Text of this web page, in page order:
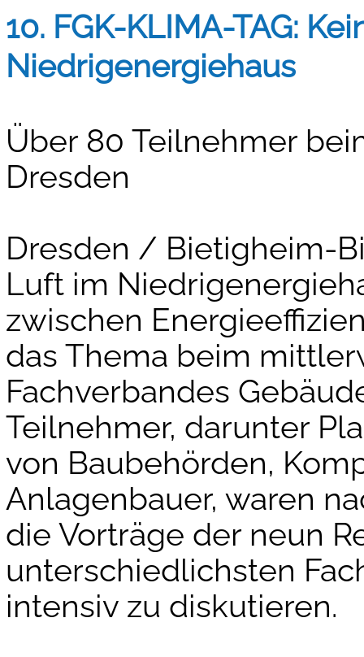
10. FGK-KLIMA-TAG:
Niedrigenergiehaus
Über 80 Teilnehmer
Dresden
Dresden / Bietigheim-
Luft im
zwischen
das Thema beim
Fachverbandes
Teilnehmer, darunter
von Baubehörden,
Anlagenbauer, waren
die Vorträge der neun
unterschiedlichsten
intensiv zu diskutieren.